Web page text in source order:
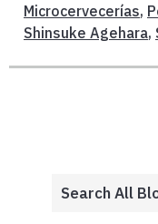
Microcervecerías,
Shinsuke Agehara,